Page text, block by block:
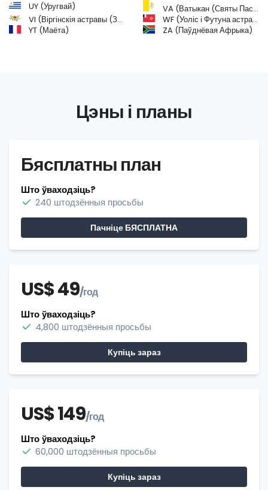
UY (Уругвай)
VA (Ватыкан (Святы Пасад))
VI (Віргінскія астравы (ЗША))
WF (Уоліс і Футуна астравы)
YT (Маёта)
ZA (Паўднёвая Афрыка)
Цэны і планы
Бясплатны план
Што ўваходзіць?
240 штодзённыя просьбы
Пачніце БЯСПЛАТНА
US$ 49/год
Што ўваходзіць?
4,800 штодзённыя просьбы
Купіць зараз
US$ 149/год
Што ўваходзіць?
60,000 штодзённыя просьбы
Купіць зараз